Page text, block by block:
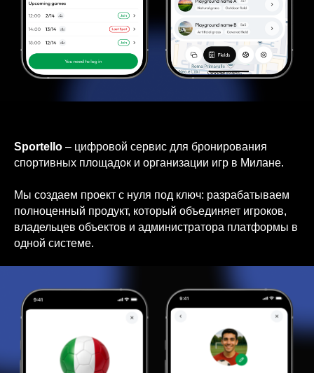
Sportello – цифровой сервис для бронирования
спортивных площадок и организации игр в Милане.
Мы создаем проект с нуля под ключ: разрабатываем
полноценный продукт, который объединяет игроков,
владельцев объектов и администратора платформы в
одной системе.